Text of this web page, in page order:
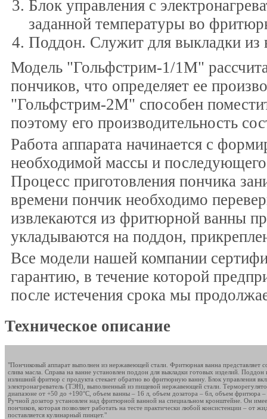
Блок управления с
заданной температуры во
Поддон. Служит для выкладки из
Модель "Гольфстрим-1/1М"
пончиков, что определяет ее
"Гольфстрим-2М" способен
поэтому его производительность
Работа аппарата начинается с
необходимой массы и
Процесс приготовления пончика
времени пончик необходимо
извлекаются из фритюрной ванны
укладываются на поддон,
Все модели нашей компании
гарантию, в течение которой
после истечения срока мы
Техническое описание
"Пончиковый аппарат выполнен из нержавеющей стали. Фритюрная ванна представляет
слива масла. Справа на ванне установлен поддон для выкладки готовых изделий.
излишний фритюр с продукта стекает обратно во фритюрную ванну. Блок управления
электронагреватель (ТЭН), выполненный из пищевой нержавеющей стали.
диапазоне от +50 до +190°C, объем ванны – 16 л, объем дозатора – 6л, объем фритюра
Ручной дозатор установлен над фритюрной ванной на специальном кронштейне. Он
пончиков, которая позволяет работать на тесте практически любой консистенции – от
поставляется кулинарный пинцет."